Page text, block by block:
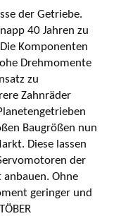
der Getriebe.
40 Jahren zu
Komponenten
Drehmomente
zu
Zahnräder
Baugrößen nun
Diese lassen
der
anbauen. Ohne
geringer und